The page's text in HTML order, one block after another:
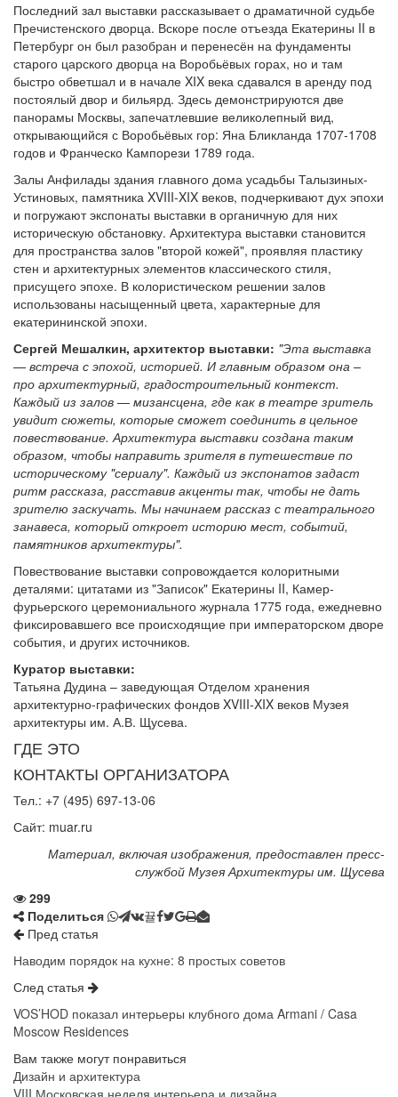
Последний зал выставки рассказывает о драматичной судьбе
Пречистенского дворца. Вскоре после отъезда Екатерины II в
Петербург он был разобран и перенесён на фундаменты
старого царского дворца на Воробьёвых горах, но и там
быстро обветшал и в начале XIX века сдавался в аренду под
постоялый двор и бильярд. Здесь демонстрируются две
панорамы Москвы, запечатлевшие великолепный вид,
открывающийся с Воробьёвых гор: Яна Бликланда 1707-1708
годов и Франческо Кампорези 1789 года.
Залы Анфилады здания главного дома усадьбы Талызиных-
Устиновых, памятника XVIII-XIX веков, подчеркивают дух эпохи
и погружают экспонаты выставки в органичную для них
историческую обстановку. Архитектура выставки становится
для пространства залов "второй кожей", проявляя пластику
стен и архитектурных элементов классического стиля,
присущего эпохе. В колористическом решении залов
использованы насыщенный цвета, характерные для
екатерининской эпохи.
Сергей Мешалкин, архитектор выставки: "Эта выставка
— встреча с эпохой, историей. И главным образом она –
про архитектурный, градостроительный контекст.
Каждый из залов — мизансцена, где как в театре зритель
увидит сюжеты, которые сможет соединить в цельное
повествование. Архитектура выставки создана таким
образом, чтобы направить зрителя в путешествие по
историческому "сериалу". Каждый из экспонатов задаст
ритм рассказа, расставив акценты так, чтобы не дать
зрителю заскучать. Мы начинаем рассказ с театрального
занавеса, который откроет историю мест, событий,
памятников архитектуры".
Повествование выставки сопровождается колоритными
деталями: цитатами из "Записок" Екатерины II, Камер-
фурьерского церемониального журнала 1775 года, ежедневно
фиксировавшего все происходящие при императорском дворе
события, и других источников.
Куратор выставки:
Татьяна Дудина – заведующая Отделом хранения
архитектурно-графических фондов XVIII-XIX веков Музея
архитектуры им. А.В. Щусева.
ГДЕ ЭТО
КОНТАКТЫ ОРГАНИЗАТОРА
Тел.: +7 (495) 697-13-06
Сайт: muar.ru
Материал, включая изображения, предоставлен пресс-
службой Музея Архитектуры им. Щусева
299
Поделиться
Пред статья
Наводим порядок на кухне: 8 простых советов
След статья
VOS’HOD показал интерьеры клубного дома Armani / Casa
Moscow Residences
Вам также могут понравиться
Дизайн и архитектура
VIII Московская неделя интерьера и дизайна